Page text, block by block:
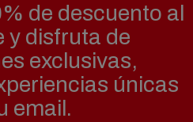
de descuento al
y disfruta de
exclusivas,
únicas
email.